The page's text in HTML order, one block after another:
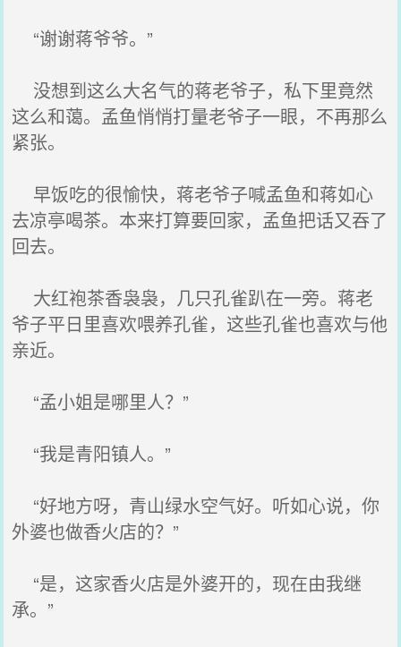
“谢谢蒋爷爷。”
没想到这么大名气的蒋老爷子，私下里竟然
这么和蔼。孟鱼悄悄打量老爷子一眼，不再那么
紧张。
早饭吃的很愉快，蒋老爷子喊孟鱼和蒋如心
去凉亭喝茶。本来打算要回家，孟鱼把话又吞了
回去。
大红袍茶香袅袅，几只孔雀趴在一旁。蒋老
爷子平日里喜欢喂养孔雀，这些孔雀也喜欢与他
亲近。
“孟小姐是哪里人？”
“我是青阳镇人。”
“好地方呀，青山绿水空气好。听如心说，你
外婆也做香火店的？”
“是，这家香火店是外婆开的，现在由我继
承。”